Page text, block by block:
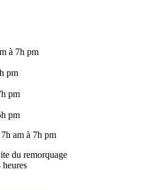
à 7h pm
pm
pm
pm
am à 7h pm
du remorquage